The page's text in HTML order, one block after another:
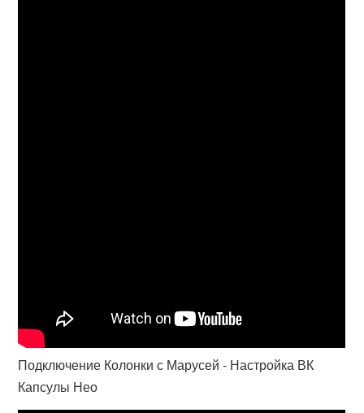
Подключение Колонки с Марусей - Настройка ВК
Капсулы Нео